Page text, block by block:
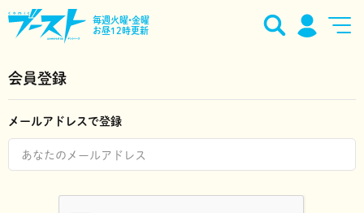
毎週火曜•金曜
お昼12時更新
会員登録
メールアドレスで登録